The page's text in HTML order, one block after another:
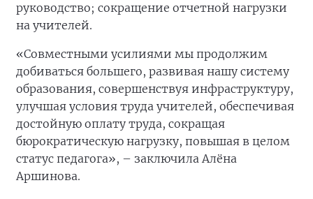
руководство; сокращение отчетной нагрузки
на учителей.
«Совместными усилиями мы продолжим
добиваться большего, развивая нашу систему
образования, совершенствуя инфраструктуру,
улучшая условия труда учителей, обеспечивая
достойную оплату труда, сокращая
бюрократическую нагрузку, повышая в целом
статус педагога», – заключила Алёна
Аршинова.